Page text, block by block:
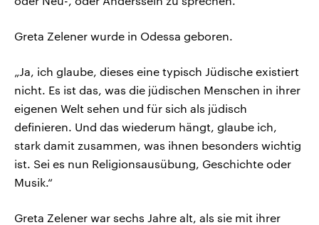
Greta Zelener wurde in Odessa geboren.
„Ja, ich glaube, dieses eine typisch Jüdische existiert
nicht. Es ist das, was die jüdischen Menschen in ihrer
eigenen Welt sehen und für sich als jüdisch
definieren. Und das wiederum hängt, glaube ich,
stark damit zusammen, was ihnen besonders wichtig
ist. Sei es nun Religionsausübung, Geschichte oder
Musik.“
Greta Zelener war sechs Jahre alt, als sie mit ihrer